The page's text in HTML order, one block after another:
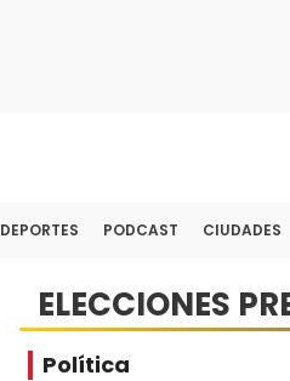
DEPORTES PODCAST CIUDADES
ELECCIONES
Política